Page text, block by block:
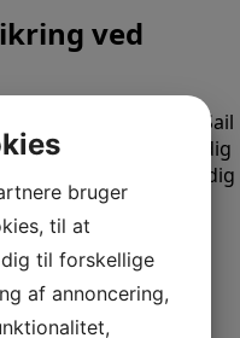
ved
alle købere en gratis Sail
ejerskifte.
Den giver dig
det samme, samtidig
vælge en permanent
bruger
til at
til forskellige
af annoncering,